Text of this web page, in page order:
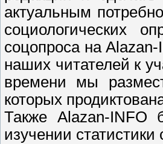
актуальным
социологических
соцопроса на Alazan-
наших читателей к
времени мы
которых
Также Alazan-INFO
изучении статистики